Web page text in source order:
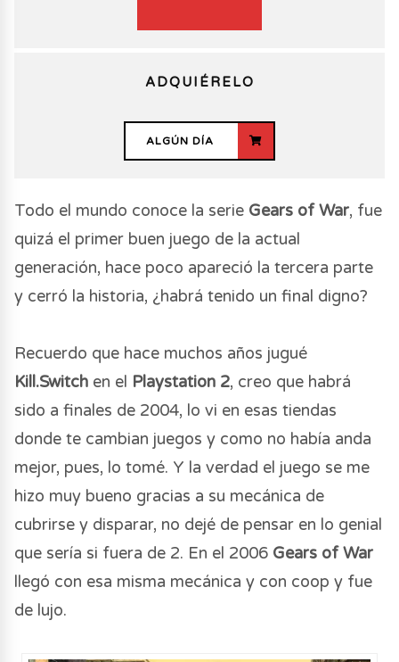
ADQUIÉRELO
ALGÚN DÍA
Todo el mundo conoce la serie Gears of War, fue
quizá el primer buen juego de la actual
generación, hace poco apareció la tercera parte
y cerró la historia, ¿habrá tenido un final digno?
Recuerdo que hace muchos años jugué
Kill.Switch en el Playstation 2, creo que habrá
sido a finales de 2004, lo vi en esas tiendas
donde te cambian juegos y como no había anda
mejor, pues, lo tomé. Y la verdad el juego se me
hizo muy bueno gracias a su mecánica de
cubrirse y disparar, no dejé de pensar en lo genial
que sería si fuera de 2. En el 2006 Gears of War
llegó con esa misma mecánica y con coop y fue
de lujo.